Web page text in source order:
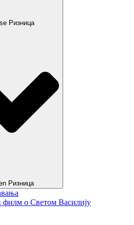
Ризница
Ризница
филм о Светом Василију